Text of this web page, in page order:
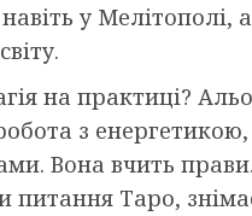
у Мелітополі,
на практиці?
з енергетикою,
Вона вчить
питання Таро,